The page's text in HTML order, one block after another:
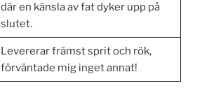
där en känsla av fat dyker upp på
slutet.
Levererar främst sprit och rök,
förväntade mig inget annat!